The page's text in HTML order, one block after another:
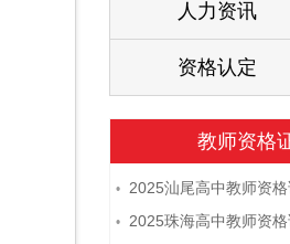
人力资讯
资格认定
教师资格
• 2025汕尾高中教师资格证怎
• 2025珠海高中教师资格证怎